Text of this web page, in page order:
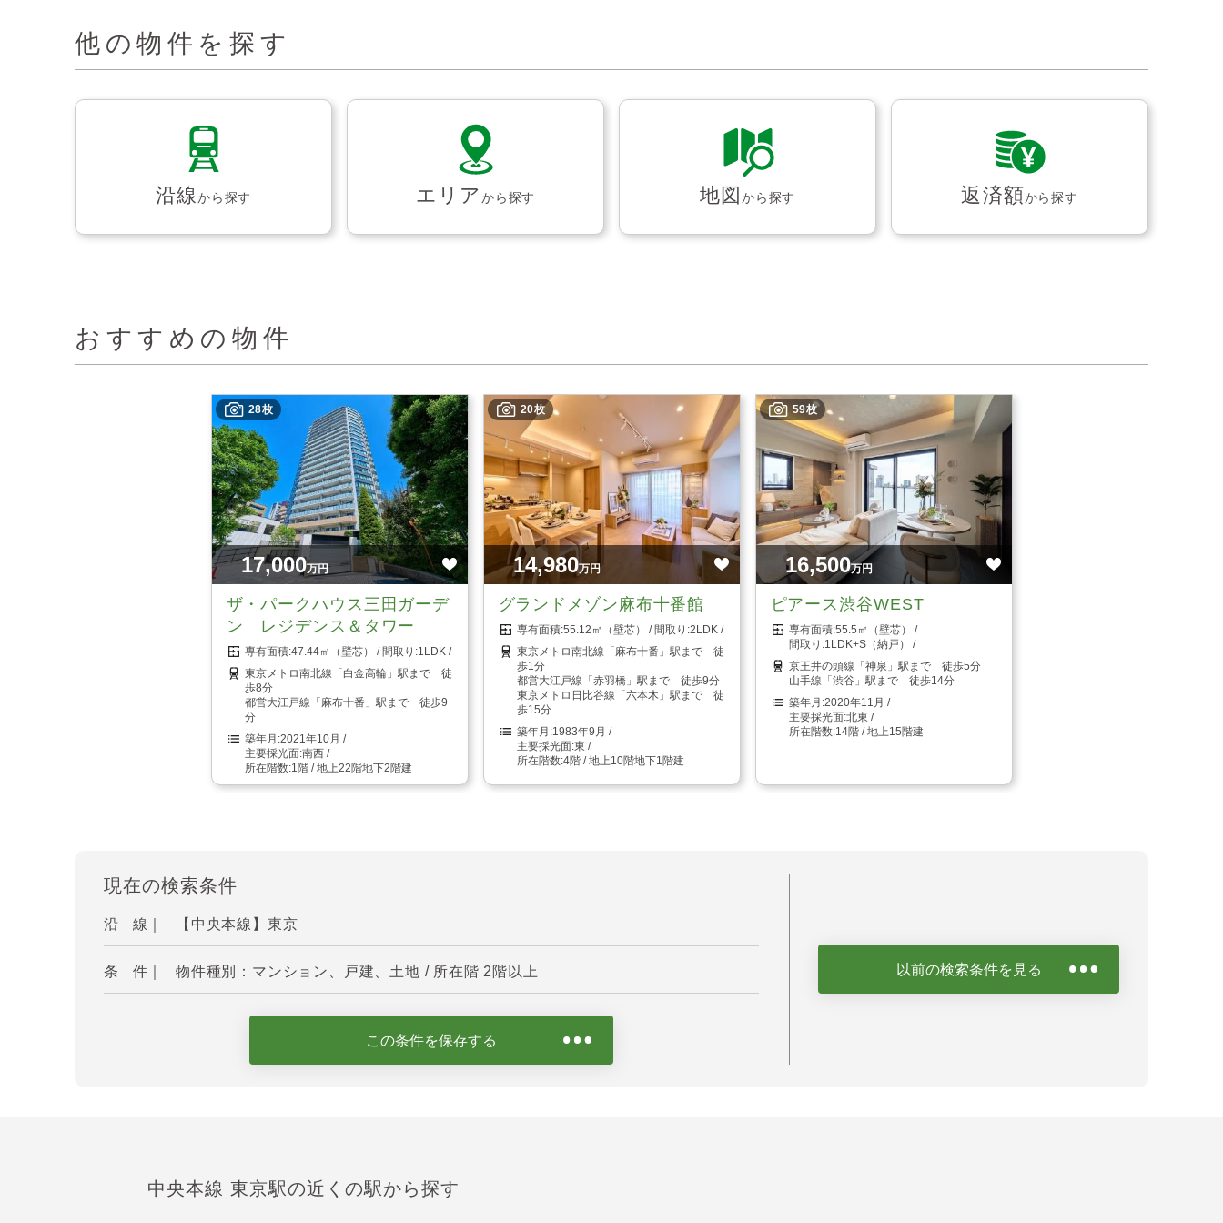
他の物件を探す
沿線から探す エリアから探す 地図から探す 返済額から探す
おすすめの物件
28枚
17,000万円
ザ・パークハウス三田ガーデ
ン レジデンス＆タワー
47.44㎡（壁芯）
1LDK
東京メトロ南北線「白金高輪」駅まで 徒
歩8分
都営大江戸線「麻布十番」駅まで 徒歩9
分
2021年10月
南西
1階 / 地上22階地下2階建
20枚
14,980万円
グランドメゾン麻布十番館
55.12㎡（壁芯）
2LDK
東京メトロ南北線「麻布十番」駅まで 徒
歩1分
都営大江戸線「赤羽橋」駅まで 徒歩9分
東京メトロ日比谷線「六本木」駅まで 徒
歩15分
1983年9月
東
4階 / 地上10階地下1階建
59枚
16,500万円
ピアース渋谷WEST
55.5㎡（壁芯）
1LDK+S（納戸）
京王井の頭線「神泉」駅まで 徒歩5分
山手線「渋谷」駅まで 徒歩14分
2020年11月
北東
14階 / 地上15階建
現在の検索条件
沿 線｜ 【中央本線】東京
条 件｜ 物件種別：マンション、戸建、土地 / 所在階 2階以上
この条件を保存する
以前の検索条件を見る
中央本線 東京駅の近くの駅から探す